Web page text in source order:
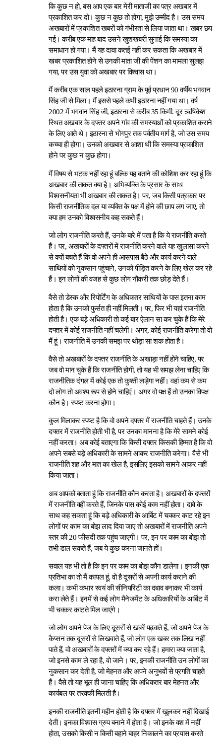
कि कुछ न हो, बस आप एक बार मेरी माताजी का पत्र अखबार में
प्रकाशित कर दो। कुछ न कुछ तो होगा, मुझे उम्मीद है। उस समय
अखबारों में प्रकाशित खबरों को गंभीरता से लिया जाता था। खबर छप
गई। करीब एक माह बाद उसने खुशखबरी सुनाई कि समस्या का
समाधान हो गया। मैं यह दावा कतई नहीं कर सकता कि अखबार में
खबर प्रकाशित होने से उनकी माता जी की पेंशन का मामला सुलझ
गया, पर उस युवा को अखबार पर विश्वास था।
मैं करीब एक साल पहले इठारना ग्राम के पूर्व प्रधान 90 वर्षीय भगवान
सिंह जी से मिला। मैं इससे पहले कभी इठारना नहीं गया था। वर्ष
2002 में भगवान सिंह जी, इठारना से करीब 35 किमी. दूर ऋषिकेश
स्थित अखबार के दफ्तर अपने गांव की समस्याओं को प्रकाशित कराने
के लिए आते थे। इठारना से भोगपुर तक पर्वतीय मार्ग है, जो उस समय
कच्चा ही होगा। उनको अखबार से आशा थी कि समस्या प्रकाशित
होने पर कुछ न कुछ होगा।
मैं विषय से भटक नहीं रहा हूं बल्कि यह बताने की कोशिश कर रहा हूं कि
अखबार की ताकत क्या है। अभिव्यक्ति के प्रसार के साथ
विश्वसनीयता भी अखबार की ताकत है। पर, जब किसी पत्रकार पर
किसी राजनीतिक दल या व्यक्ति के पक्ष में होने की छाप लग जाए, तो
क्या हम उनको विश्वसनीय कह सकते हैं।
जो लोग राजनीति करते हैं, उनके बारे में पता है कि ये राजनीति करते
हैं। पर, अखबारों के दफ्तरों में राजनीति करने वाले यह खुलासा करने
से क्यों बचते हैं कि वो अपने ही आसपास बैठे और कार्य करने वाले
साथियों को नुकसान पहुंचाने, उनको पीड़ित करने के लिए खेल कर रहे
हैं। इन लोगों की वजह से कुछ लोग नौकरी तक छोड़ देते हैं।
वैसे तो डेस्क और रिपोर्टिंग के अधिकतर साथियों के पास इतना काम
होता है कि उनको फुर्सत ही नहीं मिलती। पर, फिर भी यहां राजनीति
होती है। एक बड़े अधिकारी तो कई बार ऐलान सा कर चुके हैं कि मेरे
दफ्तर में कोई राजनीति नहीं चलेगी। अगर, कोई राजनीति करेगा तो वो
मैं हूं। राजनीति में उनकी समझ पर थोड़ा सा शक होता है।
वैसे तो अखबारों के दफ्तर राजनीति के अखाड़ा नहीं होने चाहिए, पर
जब वो मान चुके हैं कि राजनीति होगी, तो यह भी समझ लेना चाहिए कि
राजनीतिक दंगल में कोई एक तो कुश्ती लड़ेगा नहीं। वहां कम से कम
दो लोग तो अवश्य रूप से होने चाहिएं। अगर वो पक्ष हैं तो उनका विपक्ष
कौन है। स्पष्ट करना होगा।
कुल मिलाकर स्पष्ट है कि वो अपने दफ्तर में राजनीति चाहते हैं। उनके
दफ्तर में राजनीति होती भी है, पर उनका मानना है कि मेरे सामने कोई
नहीं करता। अब कोई बताएगा कि किसी दफ्तर किसकी हिम्मत है कि वो
अपने सबसे बड़े अधिकारी के सामने आकर राजनीति करेगा। वैसे भी
राजनीति शह और मात का खेल है, इसलिए इसको सामने आकर नहीं
किया जाता।
अब आपको बताता हूं कि राजनीति कौन करता है। अखबारों के दफ्तरों
में राजनीति वहीं करते हैं, जिनके पास कोई काम नहीं होता। दावे के
साथ कह सकता हूं कि बड़े अधिकारी के आर्बिट में चक्कर काट रहे इन
लोगों पर काम का बोझ लाद दिया जाए तो अखबारों में राजनीति अपने
स्तर की 20 फीसदी तक पहुंच जाएगी। पर, इन पर काम का बोझ तो
तभी डाल सकते हैं, जब ये कुछ करना जानते हों।
सवाल यह भी तो है कि इन पर काम का बोझ कौन डालेगा। इनकी एक
प्रतिभा का तो मैं कायल हूं, वो है दूसरों से अपनी कार्य कराने की
कला। कभी कभार स्वयं की सीनियरिटी का दबाव बनाकर भी कार्य
करा लेते हैं। इनमें से कई लोग मैनेजमेंट के अधिकारियों के आर्बिट में
भी चक्कर काटते मिल जाएंगे।
जो लोग अपने पेज के लिए दूसरों से खबरें पढ़वाते हैं, जो अपने पेज के
कैप्सन तक दूसरों से लिखवाते हैं, जो लोग एक खबर तक लिख नहीं
पाते हैं, वो अखबारों के दफ्तरों में क्या कर रहे हैं। हमारा क्या जाता है,
जो इनसे काम ले रहा है, वो जाने। पर, इनकी राजनीति उन लोगों का
नुकसान कर देती है, जो मेहनत और अपने अनुभवों से प्रगति चाहते
हैं। वैसे तो यह भूल ही जाना चाहिए कि अधिकतर बार मेहनत और
कार्यबल पर तरक्की मिलती है।
इनकी राजनीति इतनी महीन होती है कि दफ्तर में खुलकर नहीं दिखाई
देती। इनका विश्वास ग्रुप बनाने में होता है। जो इनके वश में नहीं
होता, उसको किसी न किसी बहाने बाहर निकालने का प्रयास करते